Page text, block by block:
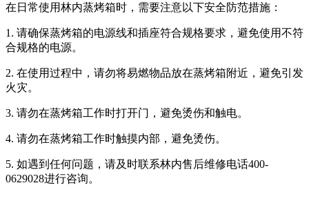
在日常使用林内蒸烤箱时，需要注意以下安全防范措施：
1. 请确保蒸烤箱的电源线和插座符合规格要求，避免使用不符
合规格的电源。
2. 在使用过程中，请勿将易燃物品放在蒸烤箱附近，避免引发
火灾。
3. 请勿在蒸烤箱工作时打开门，避免烫伤和触电。
4. 请勿在蒸烤箱工作时触摸内部，避免烫伤。
5. 如遇到任何问题，请及时联系林内售后维修电话400-
0629028进行咨询。